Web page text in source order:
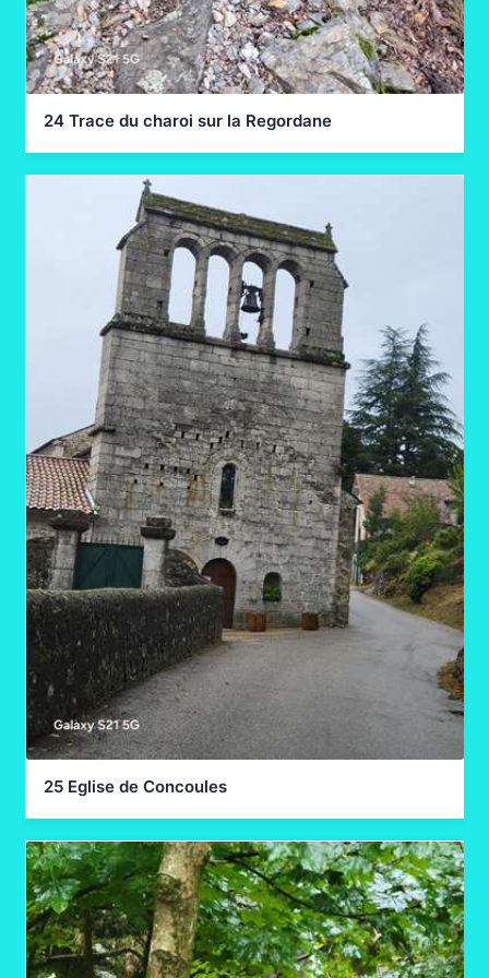
24 Trace du charoi sur la Regordane
25 Eglise de Concoules